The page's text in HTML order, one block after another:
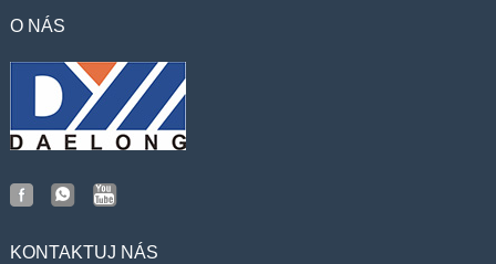
O NÁS
KONTAKTUJ NÁS